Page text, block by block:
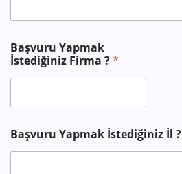
B
a
ş
u
u
/
Başvuru Yapmak
İstediğiniz Firma ?*
Başvuru Yapmak İstediğiniz İl ?